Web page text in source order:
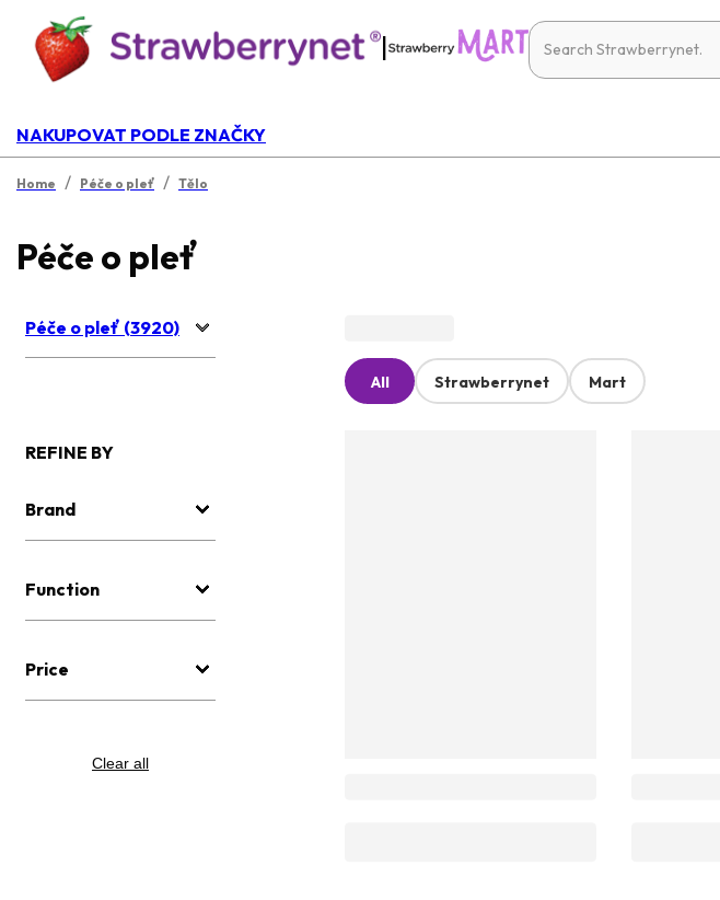
|
NAKUPOVAT PODLE ZNAČKY
Home / Péče o pleť / Tělo
Péče o pleť
Péče o pleť (3920)
REFINE BY
Brand
Function
Price
Clear all
All Strawberrynet Mart